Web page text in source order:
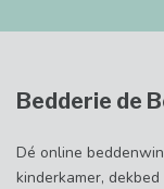
Bedderie de
Dé online
kinderkamer,